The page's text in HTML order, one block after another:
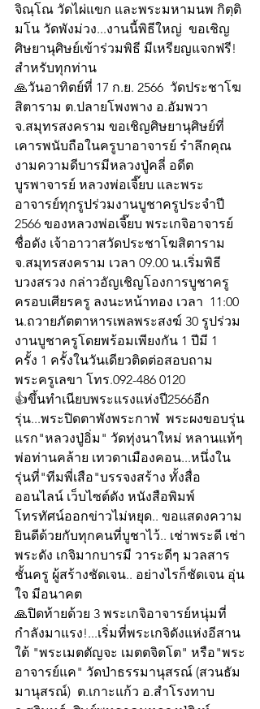
จิณฺโณ วัดไผ่แขก และพระมหามนพ กิตฺติ
มโน วัดพังม่วง...งานนี้พิธีใหญ่  ขอเชิญ
ศิษยานุศิษย์เข้าร่วมพิธี มีเหรียญแจกฟรี!
สำหรับทุกท่าน
🙏วันอาทิตย์ที่ 17 ก.ย. 2566  วัดประชาโฆ
สิตาราม ต.ปลายโพงพาง อ.อัมพวา
จ.สมุทรสงคราม ขอเชิญศิษยานุศิษย์ที่
เคารพนับถือในครูบาอาจารย์ รำลึกคุณ
งามความดีบารมีหลวงปู่คลี่ อดีต
บูรพาจารย์ หลวงพ่อเจี๊ยบ และพระ
อาจารย์ทุกรูปร่วมงานบูชาครูประจำปี
2566 ของหลวงพ่อเจี๊ยบ พระเกจิอาจารย์
ชื่อดัง เจ้าอาวาสวัดประชาโฆสิตาราม
จ.สมุทรสงคราม เวลา 09.00 น.เริ่มพิธี
บวงสรวง กล่าวอัญเชิญโองการบูชาครู
ครอบเศียรครู ลงนะหน้าทอง เวลา  11:00
น.ถวายภัตตาหารเพลพระสงฆ์ 30 รูปร่วม
งานบูชาครูโดยพร้อมเพียงกัน 1 ปีมี 1
ครั้ง 1 ครั้งในวันเดียวติดต่อสอบถาม
พระครูเลขา โทร.092-486 0120
👍ขึ้นทำเนียบพระแรงแห่งปี2566อีก
รุ่น...พระปิดตาพังพระกาฬ  พระผงขอบรุ่น
แรก"หลวงปู่อิ่ม" วัดทุ่งนาใหม่ หลานแท้ๆ
พ่อท่านคล้าย เทวดาเมืองคอน...หนึ่งใน
รุ่นที่"ทีมพี่เสือ"บรรจงสร้าง ทั้งสื่อ
ออนไลน์ เว็บไซต์ดัง หนังสือพิมพ์
โทรทัศน์ออกข่าวไม่หยุด.. ขอแสดงความ
ยินดีด้วยกับทุกคนที่บูชาไว้.. เช่าพระดี เช่า
พระดัง เกจิมากบารมี วาระดีๆ มวลสาร
ชั้นครู ผู้สร้างชัดเจน.. อย่างไรก็ชัดเจน อุ่น
ใจ มีอนาคต
🙏ปิดท้ายด้วย 3 พระเกจิอาจารย์หนุ่มที่
กำลังมาแรง!...เริ่มที่พระเกจิดังแห่งอีสาน
ใต้ "พระเมตตัญจะ เมตตจิตโต" หรือ"พระ
อาจารย์แค" วัดป่าธรรมานุสรณ์ (สวนธัม
มานุสรณ์)  ต.เกาะแก้ว อ.สำโรงทาบ